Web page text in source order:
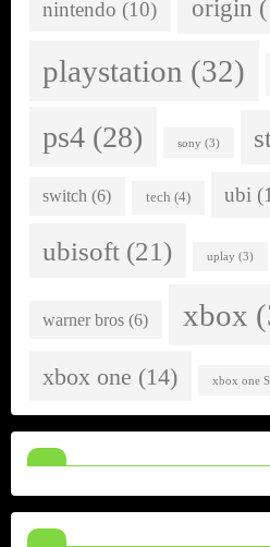
nintendo (10) origin
playstation (32)
ps4 (28) sony (3)
switch (6) tech (4) ubi
ubisoft (21) uplay (3)
warner bros (6) xbox
xbox one (14) xbox one S